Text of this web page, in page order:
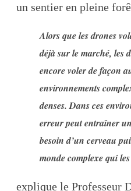
un sentier en pleine
Alors que les drones
déjà sur le marché, les
encore voler de façon
environnements
denses. Dans ces
erreur peut entraîner
besoin d’un cerveau
monde complexe qui
explique le Professeur